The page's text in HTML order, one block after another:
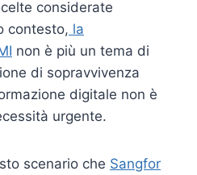
considerate
contesto, la
non è più un tema di
di sopravvivenza
digitale non è
urgente.
scenario che Sangfor